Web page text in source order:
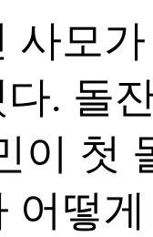
사모
. 돌
이 첫
어떻